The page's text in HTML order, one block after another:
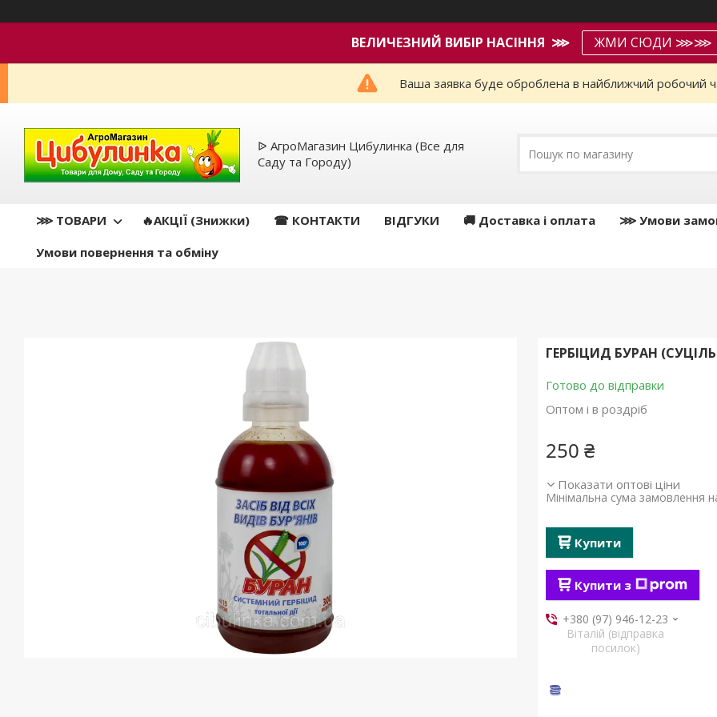
ВЕЛИЧЕЗНИЙ ВИБІР НАСІННЯ ⋙ ЖМИ СЮДИ ⋙⋙
Ваша заявка буде оброблена в найближчий робочий
ᐉ АгроМагазин Цибулинка (Все для
Саду та Городу)
⋙ ТОВАРИ 🔥АКЦІЇ (Знижки) ☎ КОНТАКТИ ВІДГУКИ 🚚 Доставка і оплата ⋙ Умови
Умови повернення та обміну
ГЕРБІЦИД БУРАН
Готово до відправки
Оптом і в роздріб
250 ₴
Показати оптові ціни
Мінімальна сума замовлення
Купити
Купити з
+380 (97) 946-12-23
Віталій (відправка
посилок)